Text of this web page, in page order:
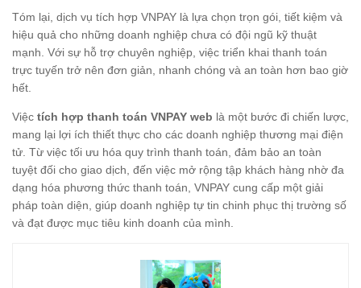
Tóm lại, dịch vụ tích hợp VNPAY là lựa chọn trọn gói, tiết kiệm và
hiệu quả cho những doanh nghiệp chưa có đội ngũ kỹ thuật
mạnh. Với sự hỗ trợ chuyên nghiệp, việc triển khai thanh toán
trực tuyến trở nên đơn giản, nhanh chóng và an toàn hơn bao giờ
hết.
Việc tích hợp thanh toán VNPAY web là một bước đi chiến lược,
mang lại lợi ích thiết thực cho các doanh nghiệp thương mại điện
tử. Từ việc tối ưu hóa quy trình thanh toán, đảm bảo an toàn
tuyệt đối cho giao dịch, đến việc mở rộng tập khách hàng nhờ đa
dạng hóa phương thức thanh toán, VNPAY cung cấp một giải
pháp toàn diện, giúp doanh nghiệp tự tin chinh phục thị trường số
và đạt được mục tiêu kinh doanh của mình.